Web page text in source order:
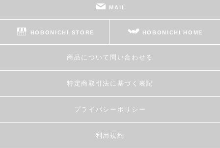
MAIL
HOBONICHI STORE HOBONICHI HOME
商品について問い合わせる
特定商取引法に基づく表記
プライバシーポリシー
利用規約